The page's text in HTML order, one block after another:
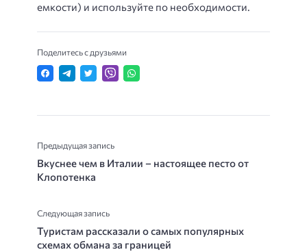
емкости) и используйте по необходимости.
Поделитесь с друзьями
Предыдущая запись
Вкуснее чем в Италии – настоящее песто от
Клопотенка
Следующая запись
Туристам рассказали о самых популярных
схемах обмана за границей